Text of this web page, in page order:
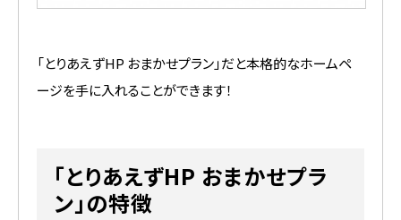
「とりあえずHP おまかせプラン」だと本格的なホームペ
ージを手に入れることができます！
「とりあえずHP おまかせプラ
ン」の特徴